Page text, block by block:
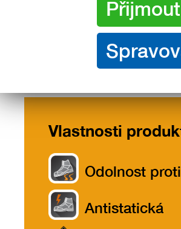
Vlastnosti
/ materiály
Vlastnosti
Odolnost
Antistatická